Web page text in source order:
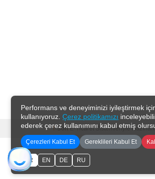
Performans ve deneyiminizi iyileştirmek
kullanıyoruz.Çerez politikamızı
ederek çerez kullanımını kabul etmiş
Çerezleri Kabul Et Gereklileri Kabul Et
TR EN DE RU
T-SoftE-TicaretSistemleriyle